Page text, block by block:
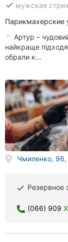
done мужская
Парикмахерские
Артур –
найкраще
обрали к...
Чмиленко, 96,
done Резервное
(066) 909